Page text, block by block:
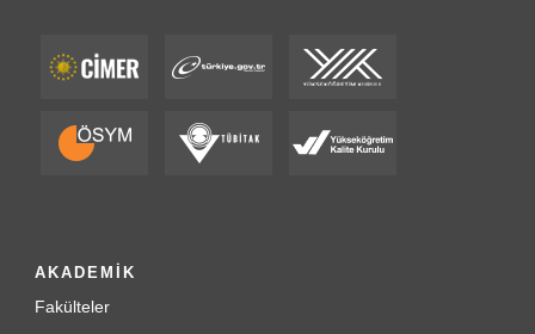
AKADEMİK
Fakülteler